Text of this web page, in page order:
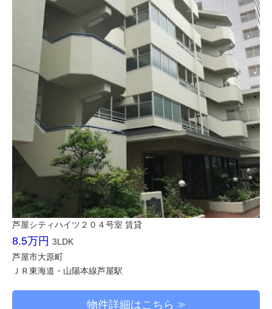
芦屋シティハイツ２０４号室 賃貸
8.5万円 3LDK
芦屋市大原町
ＪＲ東海道・山陽本線芦屋駅
物件詳細はこちら